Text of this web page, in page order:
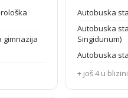
gimnazija
Autobuska
Autobuska
Singidunum)
Autobuska
+ još 4 u blizini